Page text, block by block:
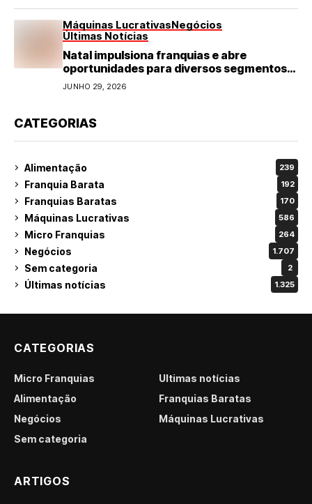
Máquinas LucrativasNegócios
Últimas Notícias
Natal impulsiona franquias e abre
oportunidades para diversos segmentos
do varejo
JUNHO 29, 2026
CATEGORIAS
Alimentação 239
Franquia Barata 192
Franquias Baratas 170
Máquinas Lucrativas 586
Micro Franquias 264
Negócios 1.707
Sem categoria 2
Últimas notícias 1.325
CATEGORIAS
Micro Franquias
Últimas notícias
Alimentação
Franquias Baratas
Negócios
Máquinas Lucrativas
Sem categoria
ARTIGOS